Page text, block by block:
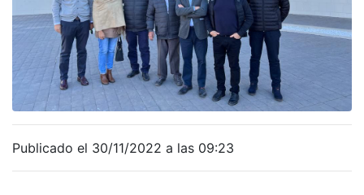
Publicado el 30/11/2022 a las 09:23